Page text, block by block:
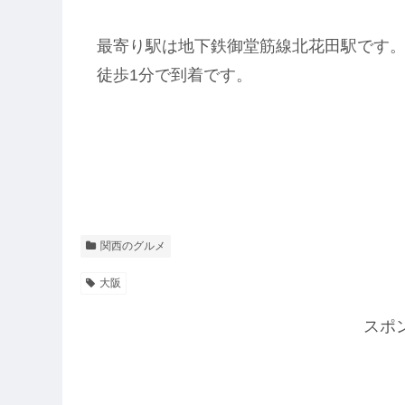
最寄り駅は地下鉄御堂筋線北花田駅です。
徒歩1分で到着です。
関西のグルメ
大阪
スポ